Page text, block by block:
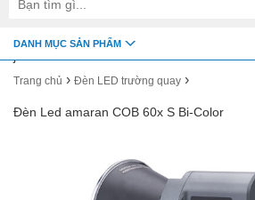
google-site-
Trang chủ › Đèn LED trường quay ›
Đèn Led amaran COB 60x S Bi-Color
DANH MỤC SẢN PHẨM